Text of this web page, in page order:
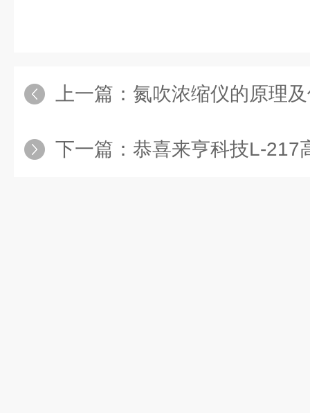
上一篇： 氮吹浓缩仪的原理
下一篇： 恭喜来亨科技L-217高性能喷雾干